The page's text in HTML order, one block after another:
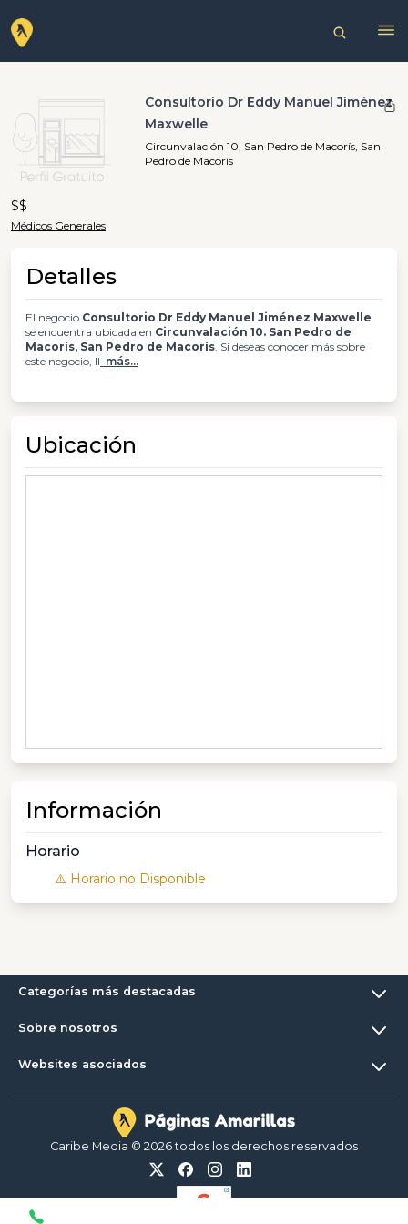
Consultorio Dr Eddy Manuel Jiménez
Maxwelle
Circunvalación 10, San Pedro de Macorís, San
Pedro de Macorís
$$
Médicos Generales
Detalles
El negocio Consultorio Dr Eddy Manuel Jiménez Maxwelle
se encuentra ubicada en Circunvalación 10. San Pedro de
Macorís, San Pedro de Macorís. Si deseas conocer más sobre
este negocio, ll más...
Ubicación
Información
Horario
⚠️ Horario no Disponible
Categorías más destacadas
Sobre nosotros
Websites asociados
Caribe Media © 2026 todos los derechos reservados